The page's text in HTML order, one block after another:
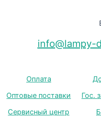
info@lampy-
Оплата
Оптовые поставки
Гос.
Сервисный центр